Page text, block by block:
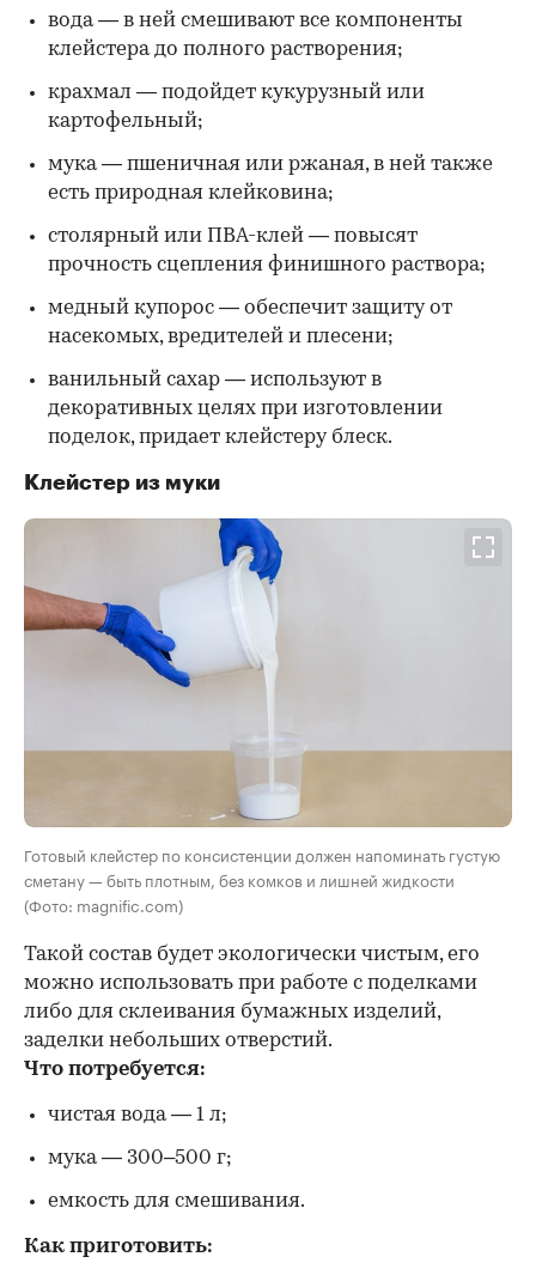
вода — в ней смешивают все компоненты
клейстера до полного растворения;
крахмал — подойдет кукурузный или
картофельный;
мука — пшеничная или ржаная, в ней также
есть природная клейковина;
столярный или ПВА-клей — повысят
прочность сцепления финишного раствора;
медный купорос — обеспечит защиту от
насекомых, вредителей и плесени;
ванильный сахар — используют в
декоративных целях при изготовлении
поделок, придает клейстеру блеск.
Клейстер из муки
Готовый клейстер по консистенции должен напоминать густую
сметану — быть плотным, без комков и лишней жидкости
(Фото: magnific.com)
Такой состав будет экологически чистым, его
можно использовать при работе с поделками
либо для склеивания бумажных изделий,
заделки небольших отверстий.
Что потребуется:
чистая вода — 1 л;
мука — 300–500 г;
емкость для смешивания.
Как приготовить: